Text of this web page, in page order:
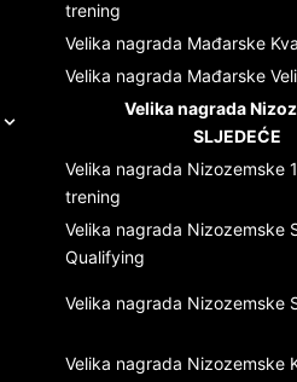
trening
Velika nagrada Mađarske
Velika nagrada Mađarske
Velika nagrada
SLJEDEĆE
Velika nagrada Nizozemske
trening
Velika nagrada Nizozemske
Qualifying
Velika nagrada Nizozemske
Velika nagrada Nizozemske